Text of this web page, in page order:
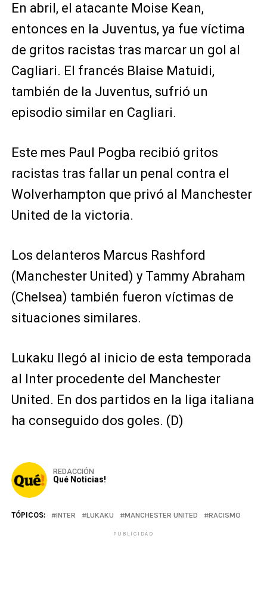
En abril, el atacante Moise Kean,
entonces en la Juventus, ya fue víctima
de gritos racistas tras marcar un gol al
Cagliari. El francés Blaise Matuidi,
también de la Juventus, sufrió un
episodio similar en Cagliari.
Este mes Paul Pogba recibió gritos
racistas tras fallar un penal contra el
Wolverhampton que privó al Manchester
United de la victoria.
Los delanteros Marcus Rashford
(Manchester United) y Tammy Abraham
(Chelsea) también fueron víctimas de
situaciones similares.
Lukaku llegó al inicio de esta temporada
al Inter procedente del Manchester
United. En dos partidos en la liga italiana
ha conseguido dos goles. (D)
REDACCIÓN
Qué Noticias!
TÓPICOS: INTER LUKAKU MANCHESTER UNITED RACISMO
PUBLICIDAD